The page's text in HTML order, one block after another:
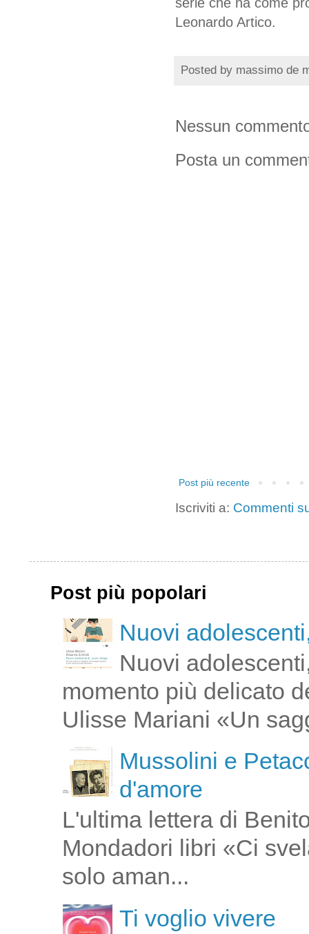
Leonardo Artico.
Posted by massimo de
Nessun
Posta un
Post più recente
Iscriviti a: Commenti
Post più popolari
Nuovi
Nuovi
momento più delicato
Ulisse Mariani «Un
Mussolini e
d'amore
L'ultima lettera di
Mondadori libri «Ci
solo aman...
Ti voglio vivere